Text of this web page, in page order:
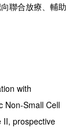
聯合放療、輔助
with
Non-Small Cell
II, prospective